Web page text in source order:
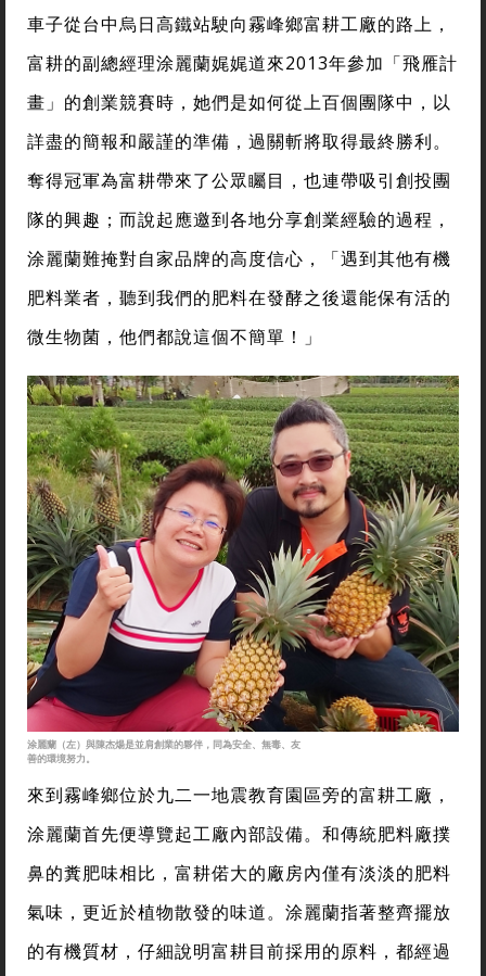
車子從台中烏日高鐵站駛向霧峰鄉富耕工廠的路上，
富耕的副總經理涂麗蘭娓娓道來2013年參加「飛雁計
畫」的創業競賽時，她們是如何從上百個團隊中，以
詳盡的簡報和嚴謹的準備，過關斬將取得最終勝利。
奪得冠軍為富耕帶來了公眾矚目，也連帶吸引創投團
隊的興趣；而說起應邀到各地分享創業經驗的過程，
涂麗蘭難掩對自家品牌的高度信心，「遇到其他有機
肥料業者，聽到我們的肥料在發酵之後還能保有活的
微生物菌，他們都說這個不簡單！」
涂麗蘭（左）與陳杰煬是並肩創業的夥伴，同為安全、無毒、友
善的環境努力。
來到霧峰鄉位於九二一地震教育園區旁的富耕工廠，
涂麗蘭首先便導覽起工廠內部設備。和傳統肥料廠撲
鼻的糞肥味相比，富耕偌大的廠房內僅有淡淡的肥料
氣味，更近於植物散發的味道。涂麗蘭指著整齊擺放
的有機質材，仔細說明富耕目前採用的原料，都經過